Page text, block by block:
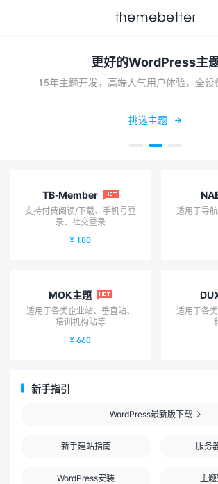

主题开发商
更好的WordPress主
15年主题开发，高端大气用户体验，全设
挑选主题 
TB-Member 
支持付费阅读/下载、手机号登
录、社交登录
¥ 180
适用于导
MOK主题 
适用于各类企业站、垂直站、
培训机构站等
¥ 660
适用于各
新手指引
WordPress最新版下载 
新手建站指南 服务
WordPress安装 主